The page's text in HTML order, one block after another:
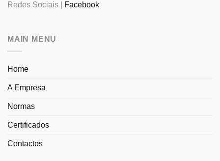
Redes Sociais | Facebook
MAIN MENU
Home
A Empresa
Normas
Certificados
Contactos